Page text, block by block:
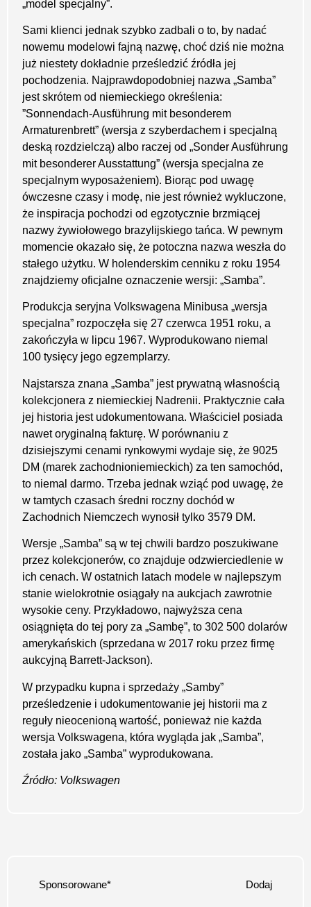
„model specjalny”.
Sami klienci jednak szybko zadbali o to, by nadać
nowemu modelowi fajną nazwę, choć dziś nie można
już niestety dokładnie prześledzić źródła jej
pochodzenia. Najprawdopodobniej nazwa „Samba”
jest skrótem od niemieckiego określenia:
”Sonnendach-Ausführung mit besonderem
Armaturenbrett” (wersja z szyberdachem i specjalną
deską rozdzielczą) albo raczej od „Sonder Ausführung
mit besonderer Ausstattung” (wersja specjalna ze
specjalnym wyposażeniem). Biorąc pod uwagę
ówczesne czasy i modę, nie jest również wykluczone,
że inspiracja pochodzi od egzotycznie brzmiącej
nazwy żywiołowego brazylijskiego tańca. W pewnym
momencie okazało się, że potoczna nazwa weszła do
stałego użytku. W holenderskim cenniku z roku 1954
znajdziemy oficjalne oznaczenie wersji: „Samba”.
Produkcja seryjna Volkswagena Minibusa „wersja
specjalna” rozpoczęła się 27 czerwca 1951 roku, a
zakończyła w lipcu 1967. Wyprodukowano niemal
100 tysięcy jego egzemplarzy.
Najstarsza znana „Samba” jest prywatną własnością
kolekcjonera z niemieckiej Nadrenii. Praktycznie cała
jej historia jest udokumentowana. Właściciel posiada
nawet oryginalną fakturę. W porównaniu z
dzisiejszymi cenami rynkowymi wydaje się, że 9025
DM (marek zachodnioniemieckich) za ten samochód,
to niemal darmo. Trzeba jednak wziąć pod uwagę, że
w tamtych czasach średni roczny dochód w
Zachodnich Niemczech wynosił tylko 3579 DM.
Wersje „Samba” są w tej chwili bardzo poszukiwane
przez kolekcjonerów, co znajduje odzwierciedlenie w
ich cenach. W ostatnich latach modele w najlepszym
stanie wielokrotnie osiągały na aukcjach zawrotnie
wysokie ceny. Przykładowo, najwyższa cena
osiągnięta do tej pory za „Sambę”, to 302 500 dolarów
amerykańskich (sprzedana w 2017 roku przez firmę
aukcyjną Barrett-Jackson).
W przypadku kupna i sprzedaży „Samby”
prześledzenie i udokumentowanie jej historii ma z
reguły nieocenioną wartość, ponieważ nie każda
wersja Volkswagena, która wygląda jak „Samba”,
została jako „Samba” wyprodukowana.
Źródło: Volkswagen
Sponsorowane* Dodaj